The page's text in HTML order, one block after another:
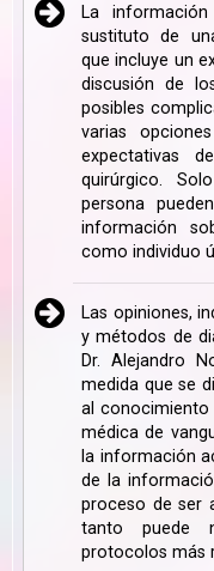
La
sustituto de
que incluye un
discusión de
posibles
varias
expectativas
quirúrgico.
persona
información
como individuo
Las opiniones,
y métodos de
Dr. Alejandro
medida que se
al
médica de
la información
de la
proceso de ser
tanto puede
protocolos más